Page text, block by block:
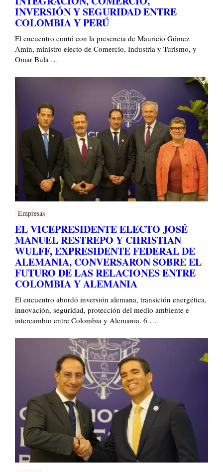
INVERSIÓN Y SEGURIDAD ENTRE
COLOMBIA Y PERÚ
El encuentro contó con la presencia de Mauricio Gómez
Amín, ministro electo de Comercio, Industria y Turismo, y
Omar Bula …
Empresas
EL VICEPRESIDENTE ELECTO JOSÉ
MANUEL RESTREPO Y CHRISTIAN
WULFF, EXPRESIDENTE FEDERAL DE
ALEMANIA, CONVERSARON SOBRE EL
FUTURO DE LAS RELACIONES ENTRE
COLOMBIA Y ALEMANIA
El encuentro abordó inversión alemana, transición energética,
innovación, seguridad, protección del medio ambiente e
intercambio entre Colombia y Alemania. 6 …